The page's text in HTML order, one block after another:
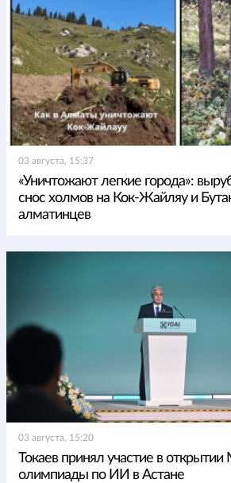
03 августа, 15:37
«Уничтожают легкие города»:
снос холмов на Кок-Жайляу и
алматинцев
03 августа, 15:20
Токаев принял участие в
олимпиады по ИИ в Астане